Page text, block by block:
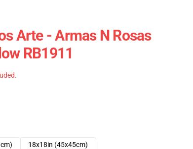
Arte - Armas N Rosas
RB1911
18x18in (45x45cm)